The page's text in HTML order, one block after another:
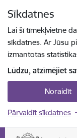
Sīkdatnes
Lai šī tīmekļvietne
sīkdatnes. Ar Jūsu
izmantotas
Lūdzu, atzīmējiet
Noraidīt
Pārvaldīt sīkdatnes